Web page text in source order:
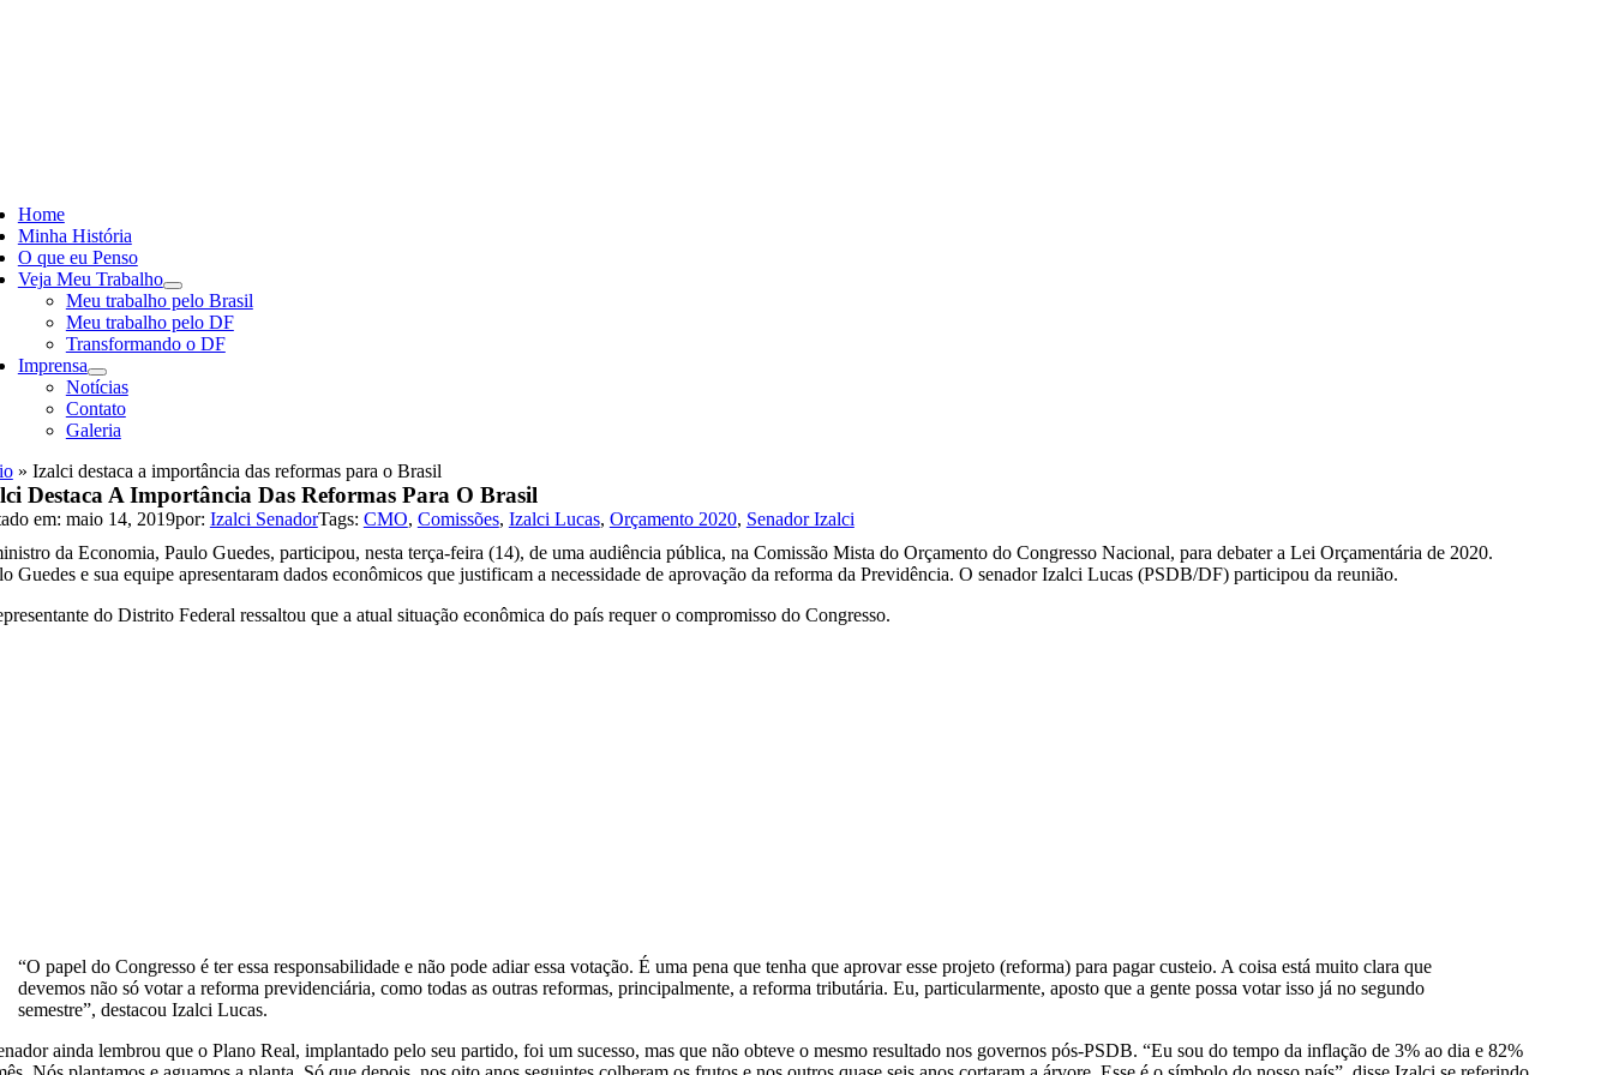
Home
Minha História
O que eu Penso
Veja Meu Trabalho
Meu trabalho pelo Brasil
Meu trabalho pelo DF
Transformando o DF
Imprensa
Notícias
Contato
Galeria
» Izalci destaca a importância das reformas para o Brasil
Destaca A Importância Das Reformas Para O Brasil
em: maio 14, 2019por: Izalci SenadorTags: CMO, Comissões, Izalci Lucas, Orçamento 2020, Senador Izalci
da Economia, Paulo Guedes, participou, nesta terça-feira (14), de uma audiência pública, na Comissão Mista do Orçamento do Congresso Nacional, para debater a Lei Orçamentária de 2020.
Guedes e sua equipe apresentaram dados econômicos que justificam a necessidade de aprovação da reforma da Previdência. O senador Izalci Lucas (PSDB/DF) participou da reunião.
do Distrito Federal ressaltou que a atual situação econômica do país requer o compromisso do Congresso.
“O papel do Congresso é ter essa responsabilidade e não pode adiar essa votação. É uma pena que tenha que aprovar esse projeto (reforma) para pagar custeio. A coisa está muito clara que
devemos não só votar a reforma previdenciária, como todas as outras reformas, principalmente, a reforma tributária. Eu, particularmente, aposto que a gente possa votar isso já no segundo
semestre”, destacou Izalci Lucas.
ainda lembrou que o Plano Real, implantado pelo seu partido, foi um sucesso, mas que não obteve o mesmo resultado nos governos pós-PSDB. “Eu sou do tempo da inflação de 3% ao dia e 82%